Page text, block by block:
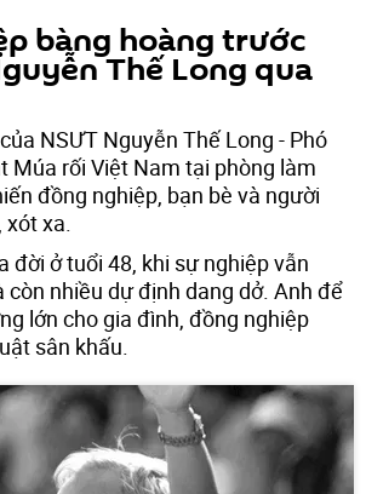
bàng hoàng trước
Thế Long qua
NSƯT Nguyễn Thế Long - Phó
Múa rối Việt Nam tại phòng làm
đồng nghiệp, bạn bè và người
xa.
đời ở tuổi 48, khi sự nghiệp vẫn
còn nhiều dự định dang dở. Anh để
lớn cho gia đình, đồng nghiệp
sân khấu.